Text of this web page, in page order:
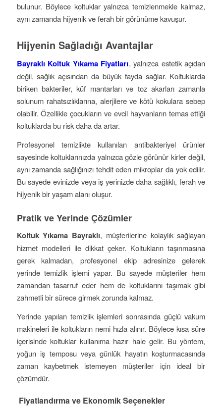
bulunur. Böylece koltuklar yalnızca temizlenmekle kalmaz,
aynı zamanda hijyenik ve ferah bir görünüme kavuşur.
Hijyenin Sağladığı Avantajlar
Bayraklı Koltuk Yıkama Fiyatları, yalnızca estetik açıdan
değil, sağlık açısından da büyük fayda sağlar. Koltuklarda
biriken bakteriler, küf mantarları ve toz akarları zamanla
solunum rahatsızlıklarına, alerjilere ve kötü kokulara sebep
olabilir. Özellikle çocukların ve evcil hayvanların temas ettiği
koltuklarda bu risk daha da artar.
Profesyonel temizlikte kullanılan antibakteriyel ürünler
sayesinde koltuklarınızda yalnızca gözle görünür kirler değil,
aynı zamanda sağlığınızı tehdit eden mikroplar da yok edilir.
Bu sayede evinizde veya iş yerinizde daha sağlıklı, ferah ve
hijyenik bir yaşam alanı oluşur.
Pratik ve Yerinde Çözümler
Koltuk Yıkama Bayraklı, müşterilerine kolaylık sağlayan
hizmet modelleri ile dikkat çeker. Koltukların taşınmasına
gerek kalmadan, profesyonel ekip adresinize gelerek
yerinde temizlik işlemi yapar. Bu sayede müşteriler hem
zamandan tasarruf eder hem de koltuklarını taşımak gibi
zahmetli bir sürece girmek zorunda kalmaz.
Yerinde yapılan temizlik işlemleri sonrasında güçlü vakum
makineleri ile koltukların nemi hızla alınır. Böylece kısa süre
içerisinde koltuklar kullanıma hazır hale gelir. Bu yöntem,
yoğun iş temposu veya günlük hayatın koşturmacasında
zaman kaybetmek istemeyen müşteriler için ideal bir
çözümdür.
Fiyatlandırma ve Ekonomik Seçenekler